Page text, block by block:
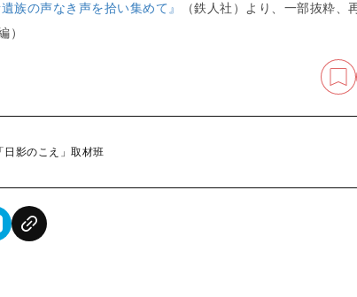
族の声なき声を拾い集めて』
（鉄人社）より、一部抜粋、
）
日影のこえ」取材班